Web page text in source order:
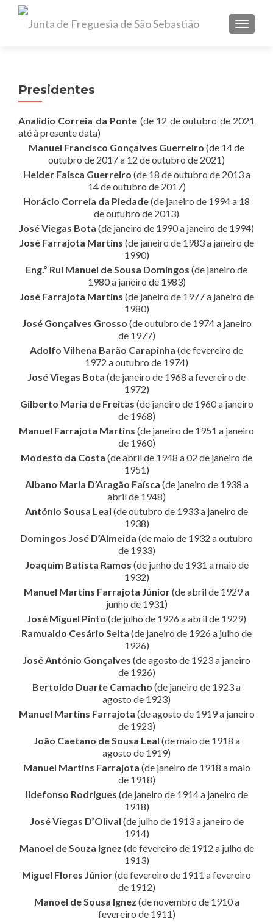
Presidentes
Analídio Correia da Ponte (de 12 de outubro de 2021
até à presente data)
Manuel Francisco Gonçalves Guerreiro (de 14 de
outubro de 2017 a 12 de outubro de 2021)
Helder Faísca Guerreiro (de 18 de outubro de 2013 a
14 de outubro de 2017)
Horácio Correia da Piedade(de janeiro de 1994 a 18
de outubro de 2013)
José Viegas Bota (de janeiro de 1990 a janeiro de 1994)
José Farrajota Martins (de janeiro de 1983 a janeiro de
1990)
Eng.º Rui Manuel de Sousa Domingos (de janeiro de
1980 a janeiro de 1983)
José Farrajota Martins (de janeiro de 1977 a janeiro de
1980)
José Gonçalves Grosso (de outubro de 1974 a janeiro
de 1977)
Adolfo Vilhena Barão Carapinha (de fevereiro de
1972 a outubro de 1974)
José Viegas Bota (de janeiro de 1968 a fevereiro de
1972)
Gilberto Maria de Freitas (de janeiro de 1960 a janeiro
de 1968)
Manuel Farrajota Martins (de janeiro de 1951 a janeiro
de 1960)
Modesto da Costa (de abril de 1948 a 02 de janeiro de
1951)
Albano Maria D’Aragão Faísca (de janeiro de 1938 a
abril de 1948)
António Sousa Leal (de outubro de 1933 a janeiro de
1938)
Domingos José D’Almeida (de maio de 1932 a outubro
de 1933)
Joaquim Batista Ramos (de junho de 1931 a maio de
1932)
Manuel Martins Farrajota Júnior(de abril de 1929 a
junho de 1931)
José Miguel Pinto (de julho de 1926 a abril de 1929)
Ramualdo Cesário Seita (de janeiro de 1926 a julho de
1926)
José António Gonçalves (de agosto de 1923 a janeiro
de 1926)
Bertoldo Duarte Camacho (de janeiro de 1923 a
agosto de 1923)
Manuel Martins Farrajota (de agosto de 1919 a janeiro
de 1923)
João Caetano de Sousa Leal (de maio de 1918 a
agosto de 1919)
Manuel Martins Farrajota (de janeiro de 1918 a maio
de 1918)
Ildefonso Rodrigues (de janeiro de 1914 a janeiro de
1918)
José Viegas D’Olival (de julho de 1913 a janeiro de
1914)
Manoel de Souza Ignez (de fevereiro de 1912 a julho de
1913)
Miguel Flores Júnior(de fevereiro de 1911 a fevereiro
de 1912)
Manoel de Sousa Ignez (de novembro de 1910 a
fevereiro de 1911)